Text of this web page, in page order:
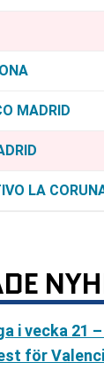
MADRID
LA
i vecka 21
för